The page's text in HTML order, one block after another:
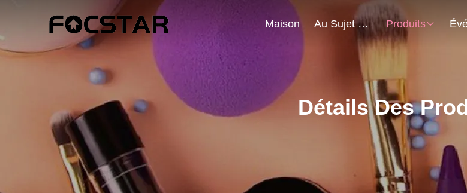
Maison Au Sujet De Nous Produits
Détails Des